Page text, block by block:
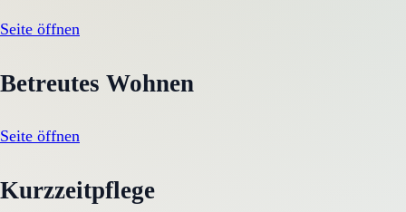
Seite öffnen
Betreutes Wohnen
Seite öffnen
Kurzzeitpflege